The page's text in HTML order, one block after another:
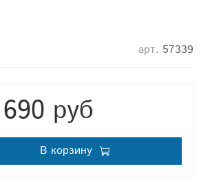
арт. 57339
руб
В корзину